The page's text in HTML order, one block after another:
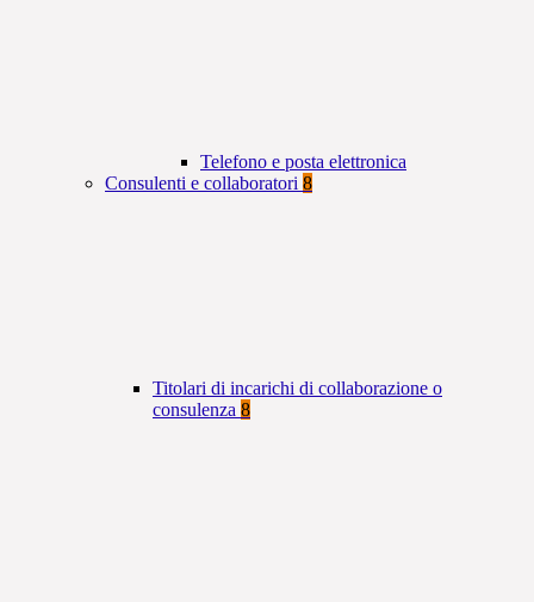
Telefono e posta elettronica
Consulenti e collaboratori 8
Titolari di incarichi di collaborazione o
consulenza 8